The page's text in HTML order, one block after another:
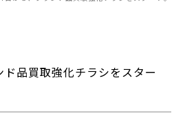
品買取強化チラシをスター